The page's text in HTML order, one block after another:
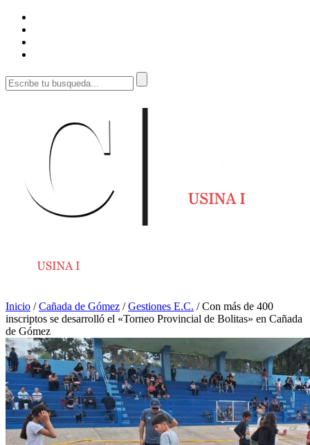
Inicio /Cañada de Gómez /Gestiones E.C. /Con más de 400
inscriptos se desarrolló el «Torneo Provincial de Bolitas» en Cañada
de Gómez